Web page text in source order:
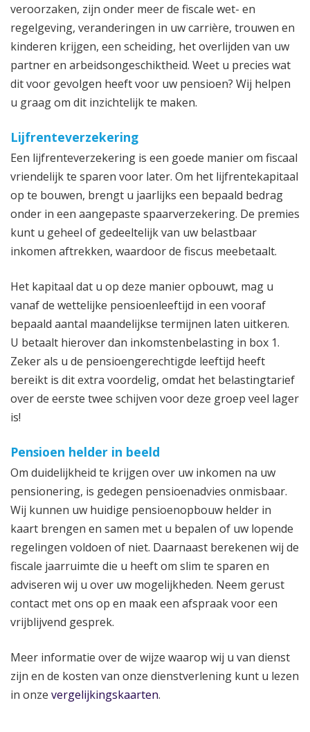
veroorzaken, zijn onder meer de fiscale wet- en
regelgeving, veranderingen in uw carrière, trouwen en
kinderen krijgen, een scheiding, het overlijden van uw
partner en arbeidsongeschiktheid. Weet u precies wat
dit voor gevolgen heeft voor uw pensioen? Wij helpen
u graag om dit inzichtelijk te maken.
Lijfrenteverzekering
Een lijfrenteverzekering is een goede manier om fiscaal
vriendelijk te sparen voor later. Om het lijfrentekapitaal
op te bouwen, brengt u jaarlijks een bepaald bedrag
onder in een aangepaste spaarverzekering. De premies
kunt u geheel of gedeeltelijk van uw belastbaar
inkomen aftrekken, waardoor de fiscus meebetaalt.
Het kapitaal dat u op deze manier opbouwt, mag u
vanaf de wettelijke pensioenleeftijd in een vooraf
bepaald aantal maandelijkse termijnen laten uitkeren.
U betaalt hierover dan inkomstenbelasting in box 1.
Zeker als u de pensioengerechtigde leeftijd heeft
bereikt is dit extra voordelig, omdat het belastingtarief
over de eerste twee schijven voor deze groep veel lager
is!
Pensioen helder in beeld
Om duidelijkheid te krijgen over uw inkomen na uw
pensionering, is gedegen pensioenadvies onmisbaar.
Wij kunnen uw huidige pensioenopbouw helder in
kaart brengen en samen met u bepalen of uw lopende
regelingen voldoen of niet. Daarnaast berekenen wij de
fiscale jaarruimte die u heeft om slim te sparen en
adviseren wij u over uw mogelijkheden. Neem gerust
contact met ons op en maak een afspraak voor een
vrijblijvend gesprek.
Meer informatie over de wijze waarop wij u van dienst
zijn en de kosten van onze dienstverlening kunt u lezen
in onze vergelijkingskaarten.